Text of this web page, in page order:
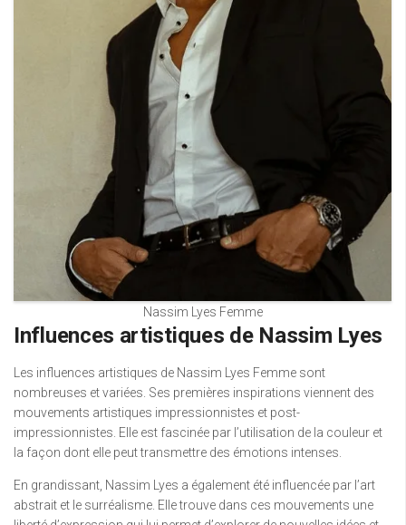
Nassim Lyes Femme
Influences artistiques de Nassim Lyes
Les influences artistiques de Nassim Lyes Femme sont
nombreuses et variées. Ses premières inspirations viennent des
mouvements artistiques impressionnistes et post-
impressionnistes. Elle est fascinée par l’utilisation de la couleur et
la façon dont elle peut transmettre des émotions intenses.
En grandissant, Nassim Lyes a également été influencée par l’art
abstrait et le surréalisme. Elle trouve dans ces mouvements une